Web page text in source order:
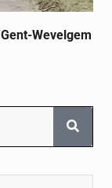
Wevelgem